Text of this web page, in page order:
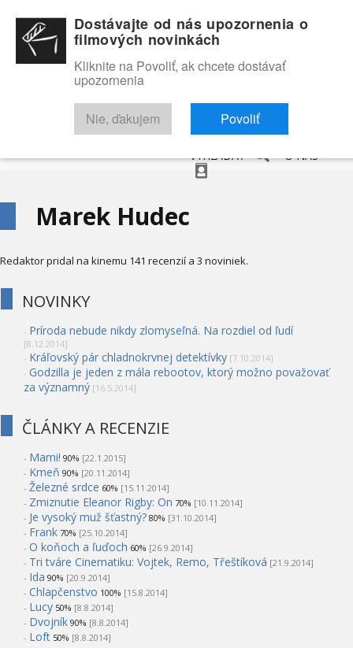
RECENZIE TRAILERY FILMOVÁ DATABÁZA
VYHĽADAŤ O NÁS
Marek Hudec
Redaktor pridal na kinemu 141 recenzií a 3 noviniek.
NOVINKY
- Príroda nebude nikdy zlomyseľná. Na rozdiel od ľudí
[8.12.2014]
- Kráľovský pár chladnokrvnej detektívky [7.10.2014]
- Godzilla je jeden z mála rebootov, ktorý možno považovať
za významný [16.5.2014]
ČLÁNKY A RECENZIE
- Mami! 90% [22.1.2015]
- Kmeň 90% [20.11.2014]
- Železné srdce 60% [15.11.2014]
- Zmiznutie Eleanor Rigby: On 70% [10.11.2014]
- Je vysoký muž šťastný? 80% [31.10.2014]
- Frank 70% [25.10.2014]
- O koňoch a ľuďoch 60% [26.9.2014]
- Tri tváre Cinematiku: Vojtek, Remo, Třeštíková [21.9.2014]
- Ida 90% [20.9.2014]
- Chlapčenstvo 100% [15.8.2014]
- Lucy 50% [8.8.2014]
- Dvojník 90% [8.8.2014]
- Loft 50% [8.8.2014]
Dostávajte od nás upozornenia o
filmových novinkách
Kliknite na Povoliť, ak chcete dostávať
upozornenia
Nie, ďakujem Povoliť